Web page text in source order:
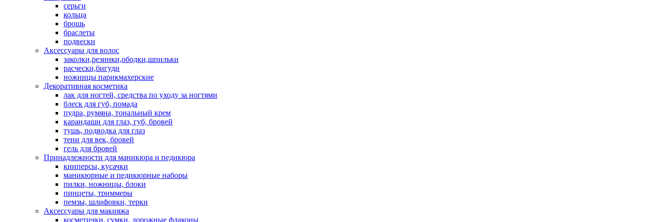
серьги
кольца
брошь
браслеты
подвески
Аксессуары для волос
заколки,резинки,ободки,шпильки
расчески,бигуди
ножницы парикмахерские
Декоративная косметика
лак для ногтей, средства по уходу за ногтями
блеск для губ, помада
пудра, румяна, тональный крем
карандаши для глаз, губ, бровей
тушь, подводка для глаз
тени для век, бровей
гель для бровей
Принадлежности для маникюра и педикюра
книперсы, кусачки
маникюрные и педикюрные наборы
пилки, ножницы, блоки
пинцеты, триммеры
пемзы, шлифовки, терки
Аксессуары для макияжа
косметички, сумки, дорожные флаконы